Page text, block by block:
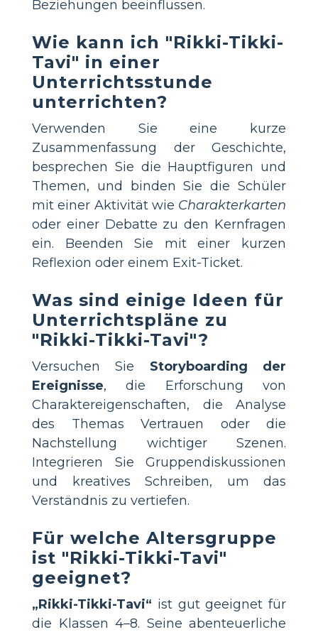
Beziehungen beeinflussen.
Wie kann ich "Rikki-Tikki-
Tavi" in einer
Unterrichtsstunde
unterrichten?
Verwenden Sie eine kurze
Zusammenfassung der Geschichte,
besprechen Sie die Hauptfiguren und
Themen, und binden Sie die Schüler
mit einer Aktivität wie Charakterkarten
oder einer Debatte zu den Kernfragen
ein. Beenden Sie mit einer kurzen
Reflexion oder einem Exit-Ticket.
Was sind einige Ideen für
Unterrichtspläne zu
"Rikki-Tikki-Tavi"?
Versuchen Sie Storyboarding der
Ereignisse, die Erforschung von
Charaktereigenschaften, die Analyse
des Themas Vertrauen oder die
Nachstellung wichtiger Szenen.
Integrieren Sie Gruppendiskussionen
und kreatives Schreiben, um das
Verständnis zu vertiefen.
Für welche Altersgruppe
ist "Rikki-Tikki-Tavi"
geeignet?
„Rikki-Tikki-Tavi“ ist gut geeignet für
die Klassen 4–8. Seine abenteuerliche